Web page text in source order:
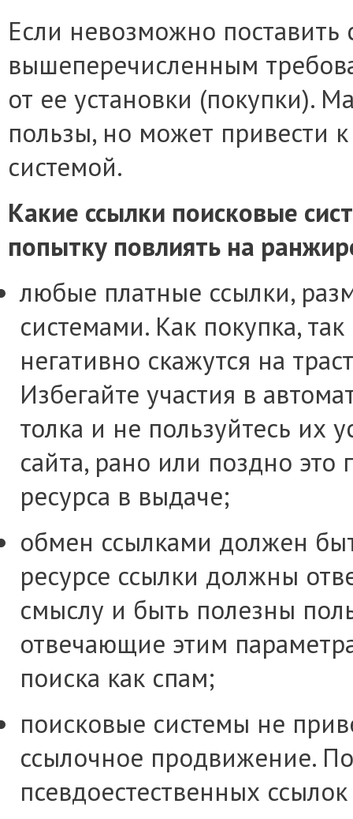
Если невозможно
вышеперечисленным
от ее установки (покупки).
пользы, но может привести
системой.
Какие ссылки поисковые
попытку повлиять на
любые платные ссылки,
системами. Как покупка,
негативно скажутся на
Избегайте участия в
толка и не пользуйтесь их
сайта, рано или поздно
ресурса в выдаче;
обмен ссылками должен
ресурсе ссылки должны
смыслу и быть полезны
отвечающие этим
поиска как спам;
поисковые системы не
ссылочное продвижение.
псевдоестественных